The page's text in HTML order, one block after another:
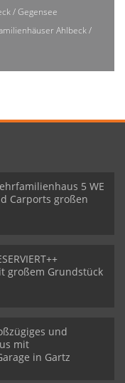
/ Gegensee
Ahlbeck /
5 WE
Carports großen
großem Grundstück
und
mit
in Gartz